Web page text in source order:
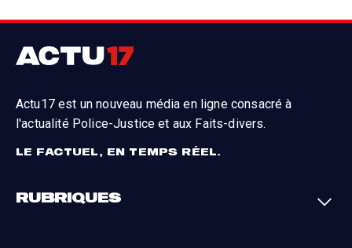
Actu17 est un nouveau média en ligne consacré à
l'actualité Police-Justice et aux Faits-divers.
LE FACTUEL, EN TEMPS RÉEL.
RUBRIQUES